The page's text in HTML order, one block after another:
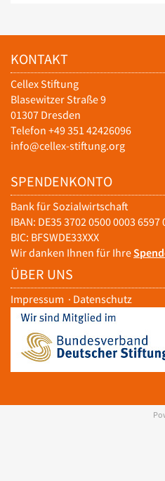
KONTAKT
Cellex Stiftung
Blasewitzer Straße 9
01307 Dresden
Telefon +49 351 42426096
info@cellex-stiftung.org
SPENDENKONTO
Bank für Sozialwirtschaft
IBAN: DE35 3702 0500 0003 6597
BIC: BFSWDE33XXX
Wir danken Ihnen für Ihre
ÜBER UNS
Impressum · Datenschutz